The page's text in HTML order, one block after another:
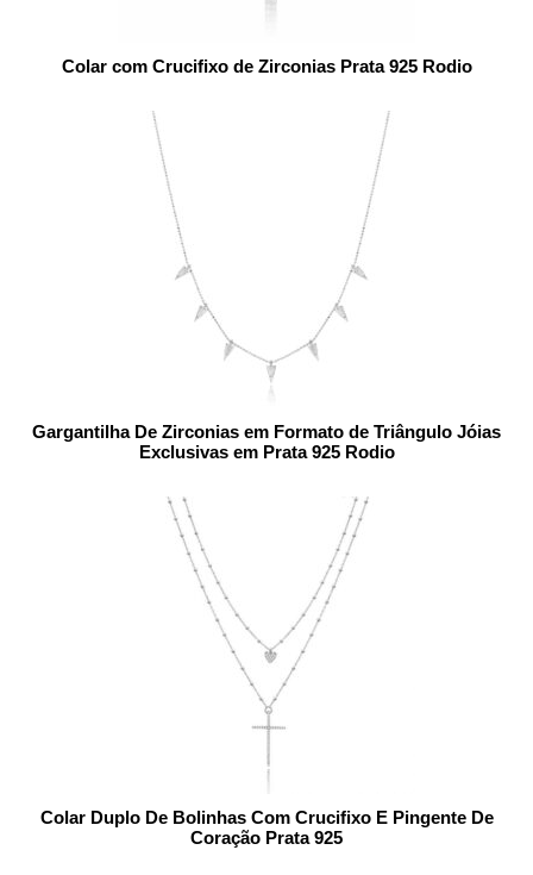
Colar com Crucifixo de Zirconias Prata 925 Rodio
Gargantilha De Zirconias em Formato de Triângulo Jóias
Exclusivas em Prata 925 Rodio
Colar Duplo De Bolinhas Com Crucifixo E Pingente De
Coração Prata 925